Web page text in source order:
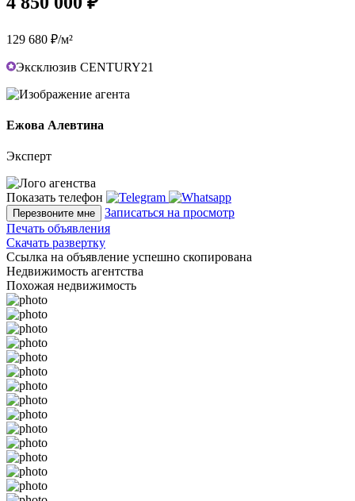
129 680 ₽/м²
Эксклюзив CENTURY21
Ежова Алевтина
Эксперт
Показать телефон
Перезвоните мне
Записаться на просмотр
Печать объявления
Скачать развертку
Ссылка на объявление успешно скопирована
Недвижимость агентства
Похожая недвижимость